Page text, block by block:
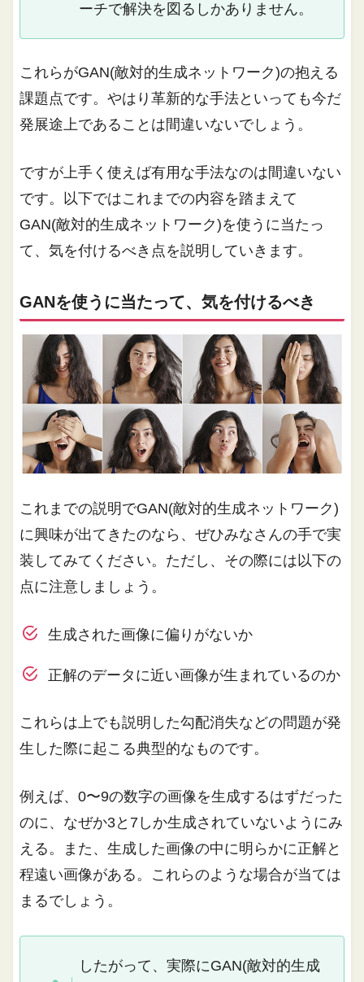
ーチで解決を図るしかありません。
これらがGAN(敵対的生成ネットワーク)の抱える
課題点です。やはり革新的な手法といっても今だ
発展途上であることは間違いないでしょう。
ですが上手く使えば有用な手法なのは間違いない
です。以下ではこれまでの内容を踏まえて
GAN(敵対的生成ネットワーク)を使うに当たっ
て、気を付けるべき点を説明していきます。
GANを使うに当たって、気を付けるべき
これまでの説明でGAN(敵対的生成ネットワーク)
に興味が出てきたのなら、ぜひみなさんの手で実
装してみてください。ただし、その際には以下の
点に注意しましょう。
生成された画像に偏りがないか
正解のデータに近い画像が生まれているのか
これらは上でも説明した勾配消失などの問題が発
生した際に起こる典型的なものです。
例えば、0〜9の数字の画像を生成するはずだった
のに、なぜか3と7しか生成されていないようにみ
える。また、生成した画像の中に明らかに正解と
程遠い画像がある。これらのような場合が当ては
まるでしょう。
したがって、実際にGAN(敵対的生成